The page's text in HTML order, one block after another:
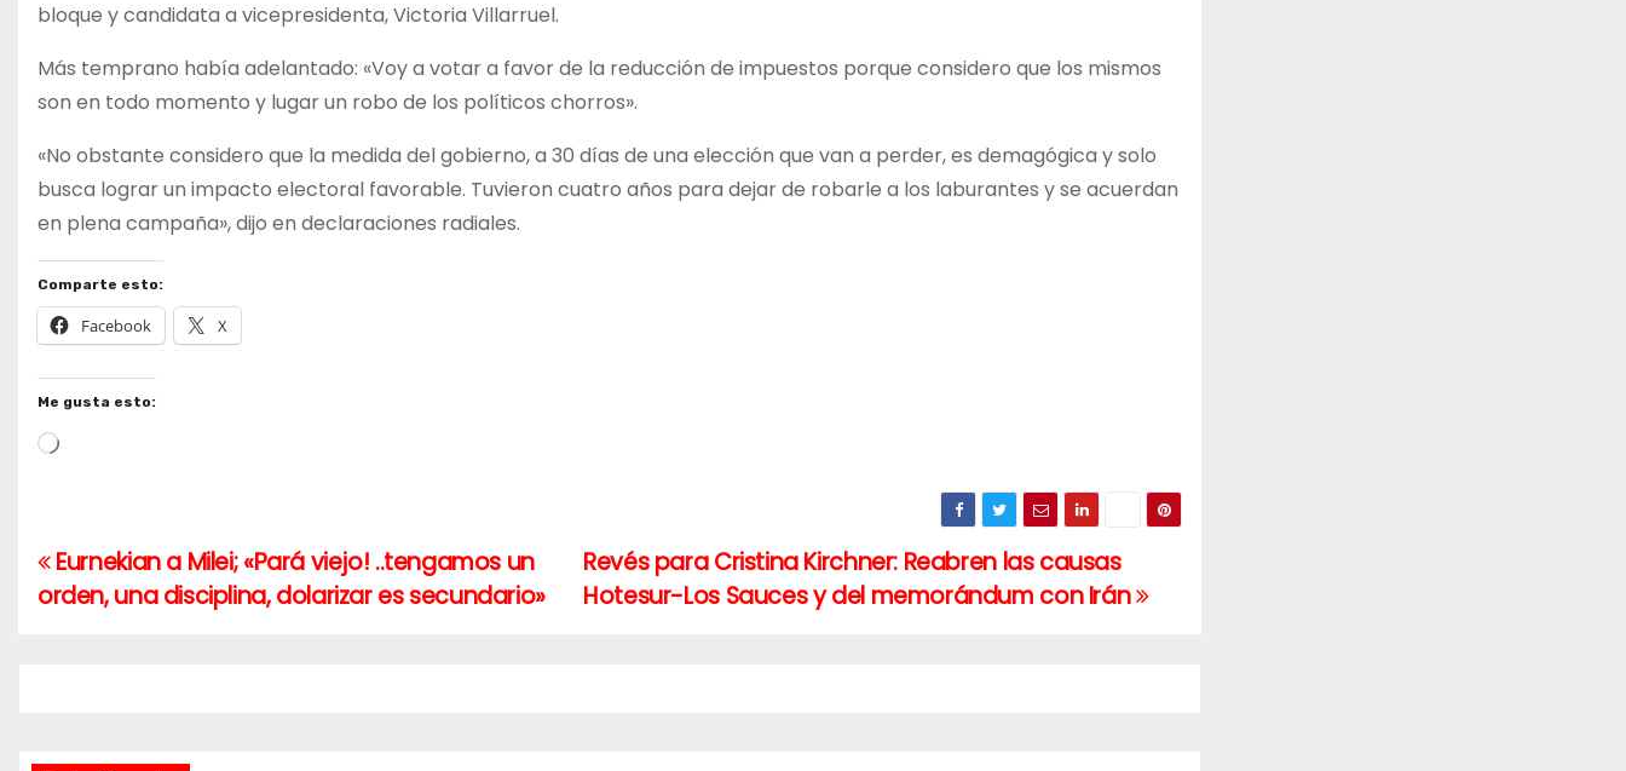
bloque y candidata a vicepresidenta, Victoria Villarruel.
Más temprano había adelantado: «Voy a votar a favor de la reducción de impuestos porque considero que los mismos
son en todo momento y lugar un robo de los políticos chorros».
«No obstante considero que la medida del gobierno, a 30 días de una elección que van a perder, es demagógica y solo
busca lograr un impacto electoral favorable. Tuvieron cuatro años para dejar de robarle a los laburantes y se acuerdan
en plena campaña», dijo en declaraciones radiales.
Comparte esto:
Facebook X
Me gusta esto:
Cargando...
Navegación
de
Revés para Cristina Kirchner: Reabren las causas
Hotesur-Los Sauces y del memorándum con Irán
Eurnekian a Milei; «Pará viejo! ..tengamos un
orden, una disciplina, dolarizar es secundario»